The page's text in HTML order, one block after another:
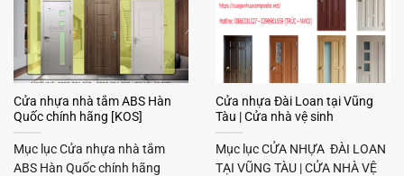
Cửa nhựa nhà tắm ABS Hàn
Quốc chính hãng [KOS]
Mục lục Cửa nhựa nhà tắm
ABS Hàn Quốc chính hãng
Cửa nhựa Đài Loan tại Vũng
Tàu | Cửa nhà vệ sinh
Mục lục CỬA NHỰA ĐÀI LOAN
TẠI VŨNG TÀU | CỬA NHÀ VỆ